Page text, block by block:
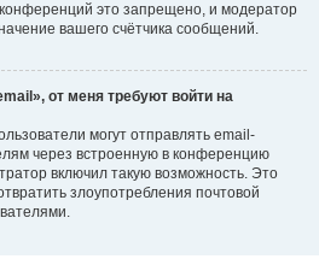
это запрещено, и модератор
вашего счётчика сообщений.
от меня требуют войти на
могут отправлять email-
через встроенную в конференцию
включил такую возможность. Это
злоупотребления почтовой